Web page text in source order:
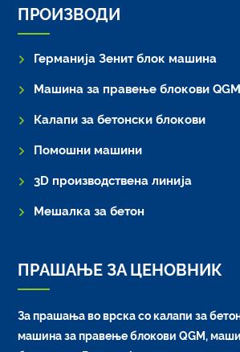
ПРОИЗВОДИ
Германија Зенит блок машина
Машина за правење блокови QGM
Калапи за бетонски блокови
Помошни машини
3D производствена линија
Мешалка за бетон
ПРАШАЊЕ ЗА ЦЕНОВНИК
За прашања во врска со калапи за
машина за правење блокови QGM,